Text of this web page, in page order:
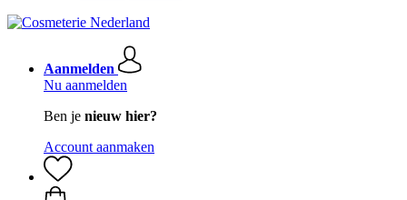
Aanmelden
Nu aanmelden
Ben je nieuw hier?
Account aanmaken